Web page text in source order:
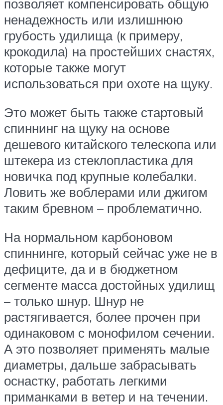
позволяет компенсировать общую
ненадежность или излишнюю
грубость удилища (к примеру,
крокодила) на простейших снастях,
которые также могут
использоваться при охоте на щуку.
Это может быть также стартовый
спиннинг на щуку на основе
дешевого китайского телескопа или
штекера из стеклопластика для
новичка под крупные колебалки.
Ловить же воблерами или джигом
таким бревном – проблематично.
На нормальном карбоновом
спиннинге, который сейчас уже не в
дефиците, да и в бюджетном
сегменте масса достойных удилищ
– только шнур. Шнур не
растягивается, более прочен при
одинаковом с монофилом сечении.
А это позволяет применять малые
диаметры, дальше забрасывать
оснастку, работать легкими
приманками в ветер и на течении.